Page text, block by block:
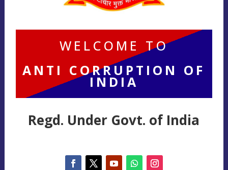
WELCOME TO
ANTI CORRUPTION OF
INDIA
Regd. Under Govt. of India